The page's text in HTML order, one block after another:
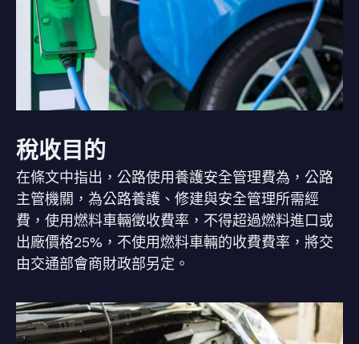
稅收目的
在條文中指出，公路使用養護安全管理費為，公路
主管機關，為公路養護、修建與安全管理所需經
費，使用燃料車輛徵收費率，不得超過燃料進口或
出廠價格25%，不使用燃料車輛的收費費率，將交
由交通部會商財政部另定。